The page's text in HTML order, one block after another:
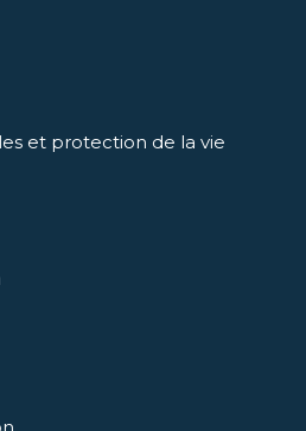
et protection de la vie